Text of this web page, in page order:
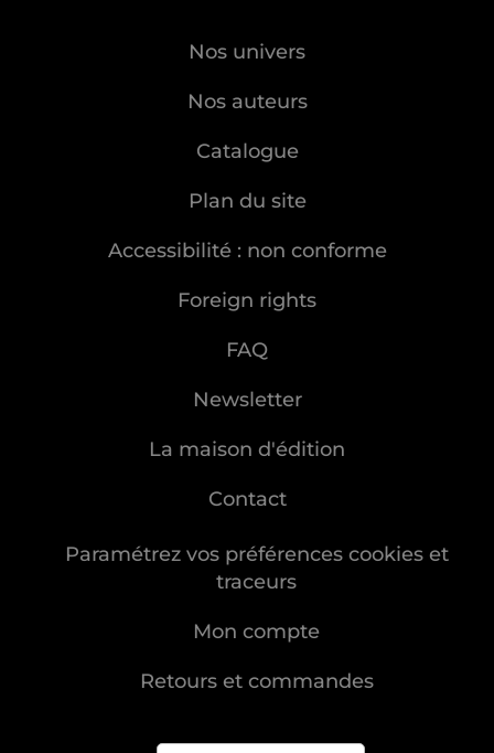
Nos univers
Nos auteurs
Catalogue
Plan du site
Accessibilité : non conforme
Foreign rights
FAQ
Newsletter
La maison d'édition
Contact
Paramétrez vos préférences cookies et
traceurs
Mon compte
Retours et commandes